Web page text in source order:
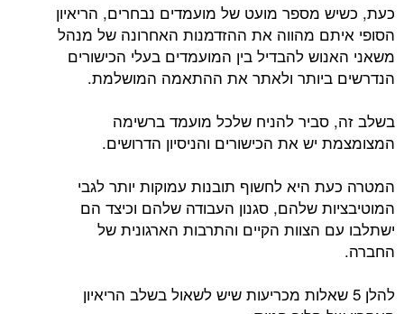
כעת, כשיש מספר מועט של מועמדים נבחרים, הריאיון
הסופי איתם מהווה את ההזדמנות האחרונה של מנהל
משאני האנוש להבדיל בין המועמדים בעלי הכישורים
הנדרשים ביותר ולאתר את ההתאמה המושלמת.
בשלב זה, סביר להניח שלכל מועמד ברשימה
המצומצמת יש את הכישורים והניסיון הדרושים.
המטרה כעת היא לחשוף תובנות עמוקות יותר לגבי
המוטיבציות שלהם, סגנון העבודה שלהם וכיצד הם
ישתלבו עם הצוות הקיים והתרבות הארגונית של
החברה.
להלן 5 שאלות מכריעות שיש לשאול בשלב הריאיון